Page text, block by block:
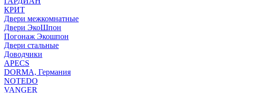
КРИТ
Двери межкомнатные
Двери ЭкоШпон
Погонаж Экошпон
Двери стальные
Доводчики
APECS
DORMA, Германия
NOTEDO
VANGER